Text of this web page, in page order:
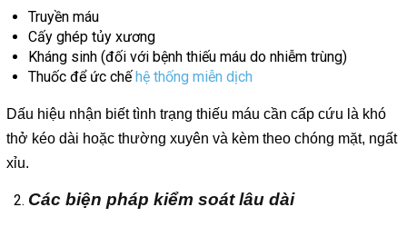
Truyền máu
Cấy ghép tủy xương
Kháng sinh (đối với bệnh thiếu máu do nhiễm trùng)
Thuốc để ức chếhệ thống miễn dịch
Dấu hiệu nhận biết tình trạng thiếu máu cần cấp cứu là khó
thở kéo dài hoặc thường xuyên và kèm theo chóng mặt, ngất
xỉu.
Các biện pháp kiểm soát lâu dài